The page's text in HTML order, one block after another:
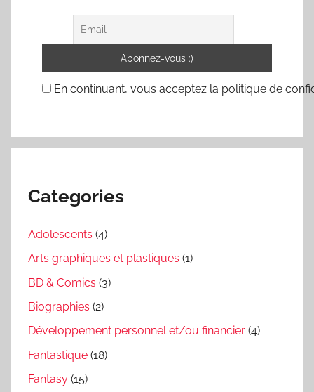
En continuant, vous acceptez la politique de
Categories
Adolescents (4)
Arts graphiques et plastiques (1)
BD & Comics (3)
Biographies (2)
Développement personnel et/ou financier (4)
Fantastique (18)
Fantasy (15)